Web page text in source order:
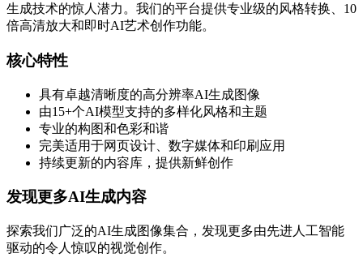
生成技术的惊人潜力。我们的平台提供专业级的风格转换、10
倍高清放大和即时AI艺术创作功能。
核心特性
具有卓越清晰度的高分辨率AI生成图像
由15+个AI模型支持的多样化风格和主题
专业的构图和色彩和谐
完美适用于网页设计、数字媒体和印刷应用
持续更新的内容库，提供新鲜创作
发现更多AI生成内容
探索我们广泛的AI生成图像集合，发现更多由先进人工智能
驱动的令人惊叹的视觉创作。